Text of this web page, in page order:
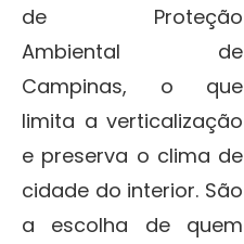
de Proteção
Ambiental de
Campinas, o que
limita a verticalização
e preserva o clima de
cidade do interior. São
a escolha de quem